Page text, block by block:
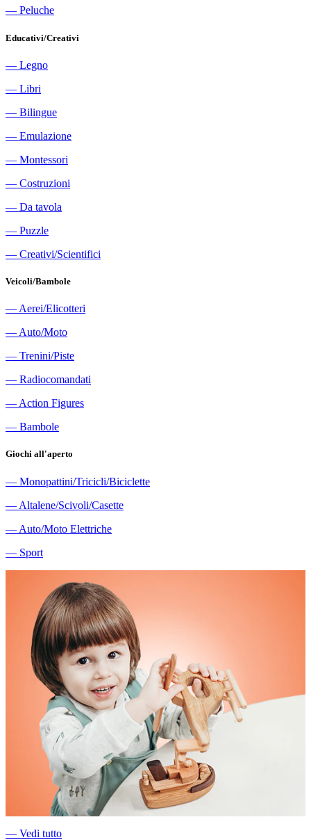
― Peluche
Educativi/Creativi
― Legno
― Libri
― Bilingue
― Emulazione
― Montessori
― Costruzioni
― Da tavola
― Puzzle
― Creativi/Scientifici
Veicoli/Bambole
― Aerei/Elicotteri
― Auto/Moto
― Trenini/Piste
― Radiocomandati
― Action Figures
― Bambole
Giochi all'aperto
― Monopattini/Tricicli/Biciclette
― Altalene/Scivoli/Casette
― Auto/Moto Elettriche
― Sport
― Vedi tutto